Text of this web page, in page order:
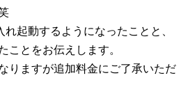
起動するようになったことと、
ことをお伝えします。
りますが追加料金にご了承いただ